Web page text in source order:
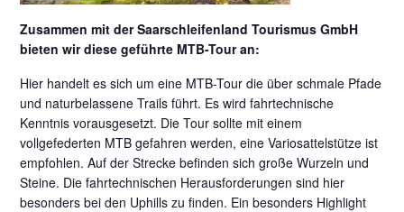
Zusammen mit der Saarschleifenland Tourismus GmbH
bieten wir diese geführte MTB-Tour an:
Hier handelt es sich um eine MTB-Tour die über schmale Pfade
und naturbelassene Trails führt. Es wird fahrtechnische
Kenntnis vorausgesetzt. Die Tour sollte mit einem
vollgefederten MTB gefahren werden, eine Variosattelstütze ist
empfohlen. Auf der Strecke befinden sich große Wurzeln und
Steine. Die fahrtechnischen Herausforderungen sind hier
besonders bei den Uphills zu finden. Ein besonders Highlight